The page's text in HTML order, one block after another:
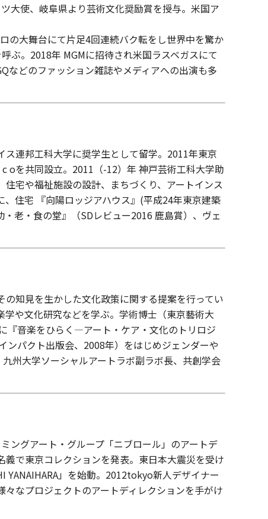
大使、岐阜県より芸術文化奨励賞を授与。米国ア
の大舞台にて片足4回連続バク転をし世界中を驚か
ぶ。2018年 MGMに招待され米国ラスベガスにて
などのファッション雑誌やメディアへの出演も多
連邦工科大学に奨学生として留学。2011年東京
oを共同設立。2011（-12）年 神戸芸術工科大学助
宅や福祉施設の設計、まちづくり、アートインス
住宅 『向陽ロッジアハウス』(平成24年東京建築
老・食の堂』（SDレビュー2016 鹿島賞）、ヴェ
知見を生かした文化政策に関する提案を行ってい
や文化研究などを学ぶ。学術博士（東京藝術大
『音楽をひらく―アート・ケア・文化のトリロジ
パクト出版会、2008年）をはじめジェンダーや
州大学ソーシャルアートラボ副ラボ長、共創学会
ングアート・グループ「ニブロール」のアートデ
で東京コレクションを発表。東日本大震災を受け
」を始動。2012tokyo新人デザイナー
なプロジェクトのアートディレクションを手がけ